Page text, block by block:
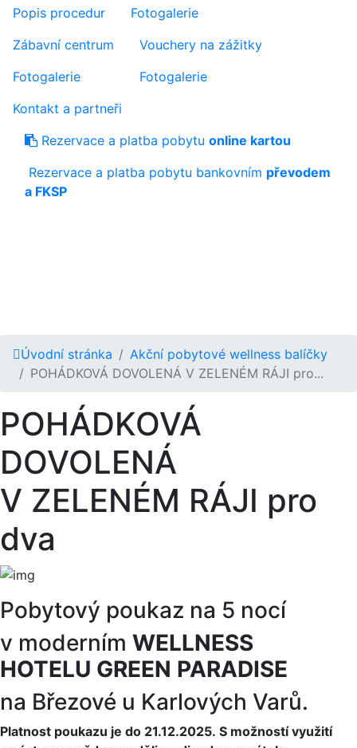
Popis procedur
Fotogalerie
Zábavní centrum
Fotogalerie
Vouchery na zážitky
Fotogalerie
Kontakt a partneři
Rezervace a platba pobytu online kartou
Rezervace a platba pobytu bankovním převodem
a FKSP
Úvodní stránka
Akční pobytové wellness balíčky
POHÁDKOVÁ DOVOLENÁ V ZELENÉM RÁJI pro...
POHÁDKOVÁ
DOVOLENÁ
V ZELENÉM RÁJI pro
dva
Pobytový poukaz na 5 nocí
v moderním WELLNESS
HOTELU GREEN PARADISE
na Březové u Karlových Varů.
Platnost poukazu je do 21.12.2025. S možností využití